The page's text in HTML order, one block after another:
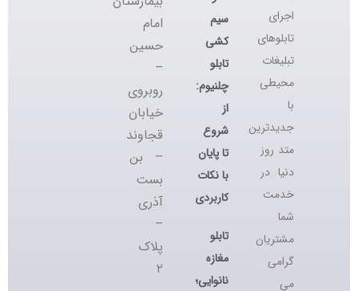
اجرای
تابلوهای
تبلیغات
محیطی
با
جدیدترین
متد روز
دنیا در
خدمت
شما
مشتریان
گرامی
می
سیم
کشی
تابلو
چلنیوم:
از
شروع
تا پایان
با نکات
کاربردی
تابلو
مغازه
نانوایی؛
امام
حسین
–
روبروی
خیابان
قجاوند
– بن
بست
آذری
–
پلاک
۲